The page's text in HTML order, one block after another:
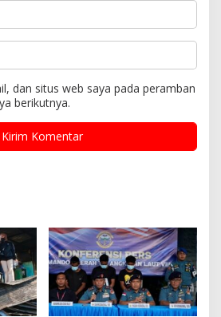
dan situs web saya pada peramban
berikutnya.